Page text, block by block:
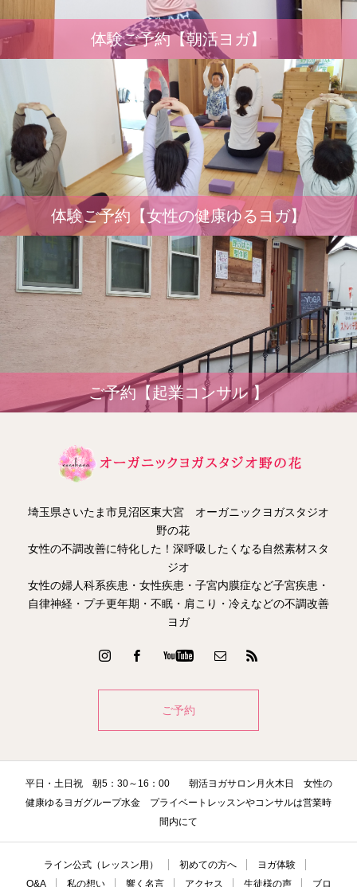
体験ご予約【朝活ヨガ】
体験ご予約【女性の健康ゆるヨガ】
ご予約【起業コンサル 】
埼玉県さいたま市見沼区東大宮 オーガニックヨガスタジオ
野の花
女性の不調改善に特化した！深呼吸したくなる自然素材スタ
ジオ
女性の婦人科系疾患・女性疾患・子宮内膜症など子宮疾患・
自律神経・プチ更年期・不眠・肩こり・冷えなどの不調改善
ヨガ
ご予約
平日・土日祝 朝5：30～16：00 朝活ヨガサロン月火木日 女性の
健康ゆるヨガグループ水金 プライベートレッスンやコンサルは営業時
間内にて
ライン公式（レッスン用） 初めての方へ
ヨガ体験
Q&A
私の想い 響く名言 アクセス 生徒様の声 ブロ